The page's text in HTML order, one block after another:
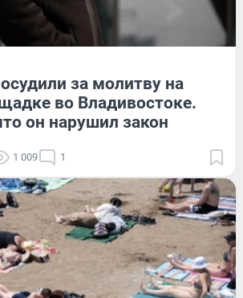
за молитву на
во Владивостоке.
он нарушил закон
1 009 1